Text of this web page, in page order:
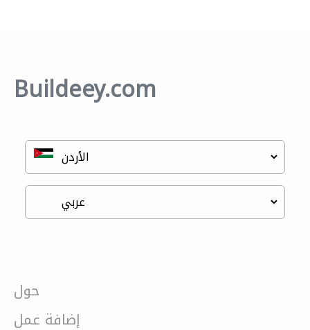
Buildeey.com
حول
إضافة عمل